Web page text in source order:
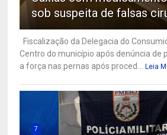
sob suspeita de falsas
Fiscalização da Delegacia do
Centro do município após denúncia de
a força nas pernas após proced...
Leia
7